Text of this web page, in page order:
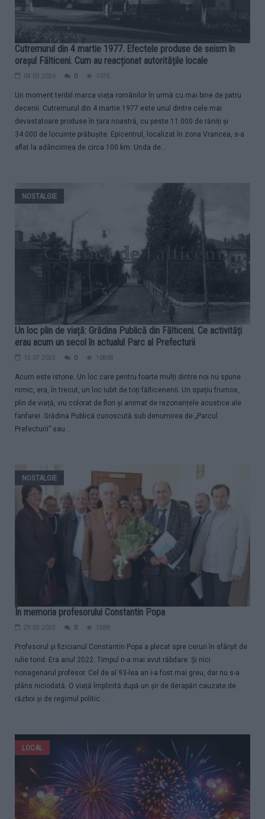
Cutremurul din 4 martie 1977. Efectele produse de seism în
orașul Fălticeni. Cum au reacționat autoritățile locale
04.03.2026 0 1075
Un moment teribil marca viața românilor în urmă cu mai bine de patru
decenii. Cutremurul din 4 martie 1977 este unul dintre cele mai
devastatoare produse în țara noastră, cu peste 11.000 de răniți și
34.000 de locuințe prăbușite. Epicentrul, localizat în zona Vrancea, s-a
aflat la adâncimea de circa 100 km. Unda de...
NOSTALGIE
Un loc plin de viață: Grădina Publică din Fălticeni. Ce activități
erau acum un secol în actualul Parc al Prefecturii
15.07.2025 0 10838
Acum este istorie. Un loc care pentru foarte mulți dintre noi nu spune
nimic, era, în trecut, un loc iubit de toți fălticenenii. Un spațiu frumos,
plin de viață, viu colorat de flori și animat de rezonanțele acustice ale
fanfarei. Grădina Publică cunoscută sub denumirea de „Parcul
Prefecturii” sau...
NOSTALGIE
În memoria profesorului Constantin Popa
29.03.2025 0 3588
Profesorul și fizicianul Constantin Popa a plecat spre ceruri în sfârșit de
iulie torid. Era anul 2022. Timpul n-a mai avut răbdare. Și nici
nonagenarul profesor. Cel de al 93-lea an i-a fost mai greu, dar nu s-a
plâns niciodată. O viață împlinită după un șir de derapări cauzate de
război și de regimul politic...
LOCAL